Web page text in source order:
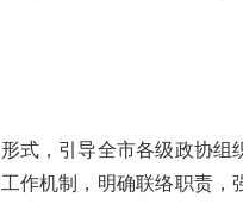
式，引导全市各级政协组
作机制，明确联络职责，